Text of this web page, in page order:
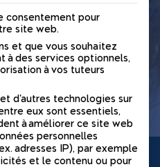
consentement pour
site web.
et que vous souhaitez
à des services optionnels,
à vos tuteurs
d'autres technologies sur
eux sont essentiels,
à améliorer ce site web
personnelles
adresses IP), par exemple
et le contenu ou pour